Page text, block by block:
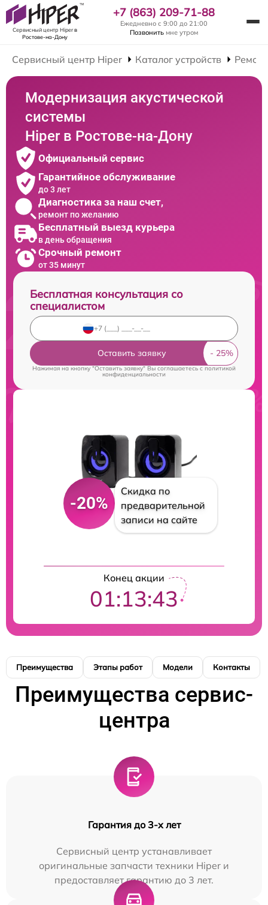
Сервисный центр Hiperв
Ростове-на-Дону
+7 (863) 209-71-88
Ежедневно с 9:00 до 21:00
Позвонить мне утром
Сервисный центр Hiper Каталог устройств
Модернизация акустической
системы
Hiper в Ростове-на-Дону
Официальный сервис
Гарантийное обслуживание
до 3 лет
Диагностика за наш счет,
ремонт по желанию
Бесплатный выезд курьера
в день обращения
Срочный ремонт
от 35 минут
Бесплатная консультация со
специалистом
Оставить заявку
Нажимая на кнопку "Оставить заявку" Вы соглашаетесь cполитикой
конфиденциальности
-20%
Скидка по
предварительной
записи на сайте
Конец акции
01:13:42
Преимущества Этапы работ Модели Контакты
Преимущества сервис-
центра
Гарантия до 3-х лет
Сервисный центр устанавливает
оригинальные запчасти техники Hiper и
предоставляет гарантию до 3 лет.